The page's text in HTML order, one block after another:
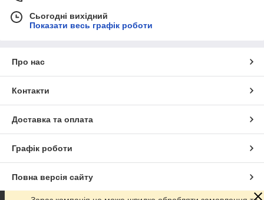
Сьогодні вихідний
Показати весь графік роботи
Про нас
Контакти
Доставка та оплата
Графік роботи
Повна версія сайту